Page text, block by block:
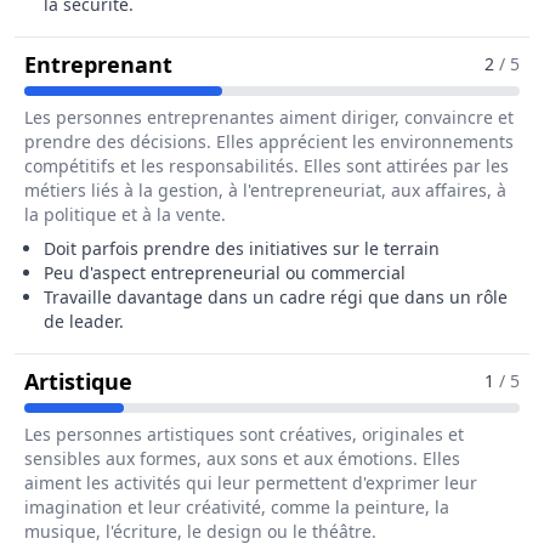
EntreprenantPour Le Métier De Technicien /
2 / 5
Les personnes entreprenantes aiment diriger, convaincre et
prendre des décisions. Elles apprécient les environnements
compétitifs et les responsabilités. Elles sont attirées par les
métiers liés à la gestion, à l'entrepreneuriat, aux affaires, à
la politique et à la vente.
Doit parfois prendre des initiatives sur le terrain
Peu d'aspect entrepreneurial ou commercial
Travaille davantage dans un cadre régi que dans un rôle
de leader.
Artistique Pour Le Métier De Technicien / 1 / 5
Les personnes artistiques sont créatives, originales et
sensibles aux formes, aux sons et aux émotions. Elles
aiment les activités qui leur permettent d'exprimer leur
imagination et leur créativité, comme la peinture, la
musique, l'écriture, le design ou le théâtre.